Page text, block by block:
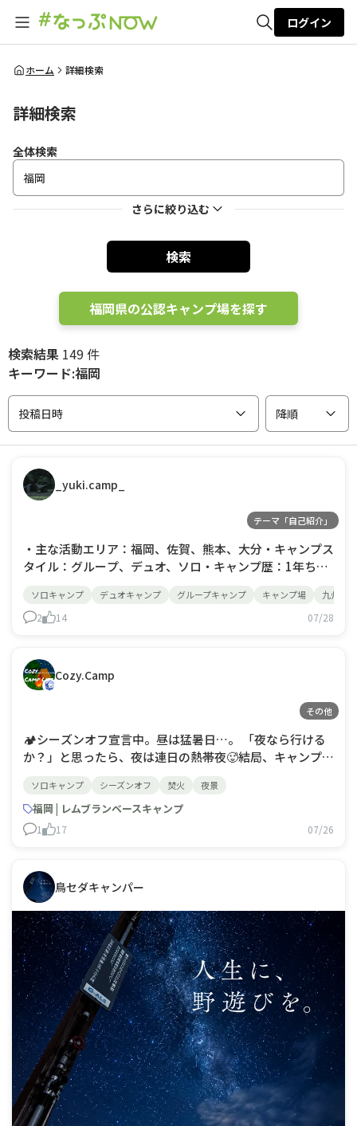
全体検索
ログイン
ホーム 詳細検索
詳細検索
全体検索
さらに絞り込む
検索
福岡県の公認キャンプ場を探す
検索結果 149 件
キーワード:福岡
投稿日時 降順
_yuki.camp_
テーマ「自己紹介」
・主な活動エリア：福岡、佐賀、熊本、大分・キャンプス
タイル：グループ、デュオ、ソロ・キャンプ歴：1年ちょ
加者さんたちへ一言：アウトドア全般の情報交換ができる
と嬉しいです！ブラックギア好きのキャンパーさんとも交
ソロキャンプ デュオキャンプ グループキャンプ キャンプ場 九州キ
2 14 07/28
Cozy.Camp
その他
🏕️シーズンオフ宣言中。昼は猛暑日…。 「夜なら行ける
か？」と思ったら、夜は連日の熱帯夜🥵結局、キャンプに
かもしれません。それでも、焚き火の匂い、静かな夜と夜
景、朝の一杯のコーヒーを思い出すたび、キャンプが恋し
くなる。そろそろキャンプ切れの禁断症状
ソロキャンプ シーズンオフ 焚火 夜景
福岡 | レムブランベースキャンプ
1 17 07/26
鳥セダキャンパー